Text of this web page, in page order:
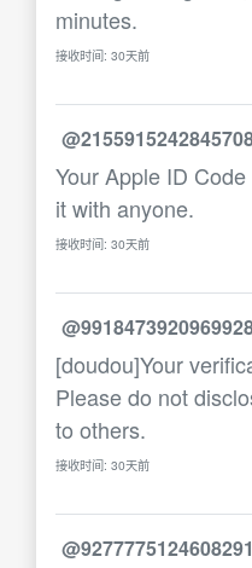
minutes.
接收时间: 30天前
Your Apple ID
it with anyone.
接收时间: 30天前
[doudou]Your
Please do not
to others.
接收时间: 30天前